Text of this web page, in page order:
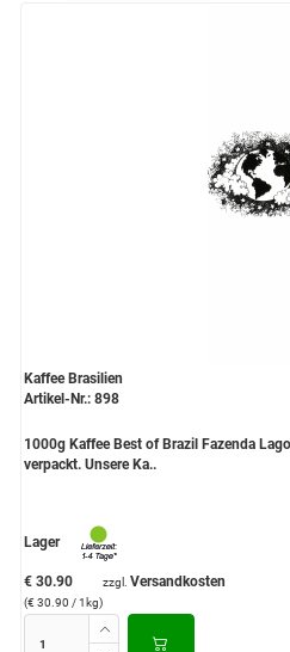
Kaffee Brasilien
Artikel-Nr.: 898
1000g Kaffee Best of Brazil Fazenda
verpackt. Unsere Ka..
Lager
€ 30.90
(€ 30.90 / 1kg)
zzgl. Versandkosten